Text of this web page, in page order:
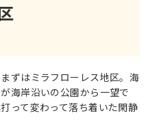
ずはミラフローレス地区。海
海岸沿いの公園から一望で
って変わって落ち着いた閑静